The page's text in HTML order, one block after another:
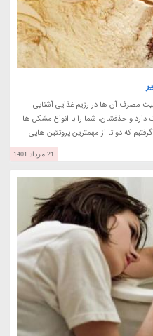
مصرف آن ها در رژیم غذایی آشنایی
و حذفشان، شما را با انواع مشکل ها
که دو تا از مهمترین پروتئین هایی
21 مرداد 1401